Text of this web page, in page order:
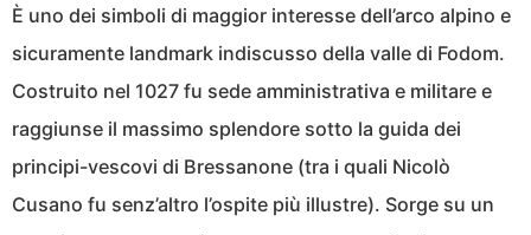
È uno dei simboli di maggior interesse dell’arco alpino e
sicuramente landmark indiscusso della valle di Fodom.
Costruito nel 1027 fu sede amministrativa e militare e
raggiunse il massimo splendore sotto la guida dei
principi-vescovi di Bressanone (tra i quali Nicolò
Cusano fu senz’altro l’ospite più illustre). Sorge su un